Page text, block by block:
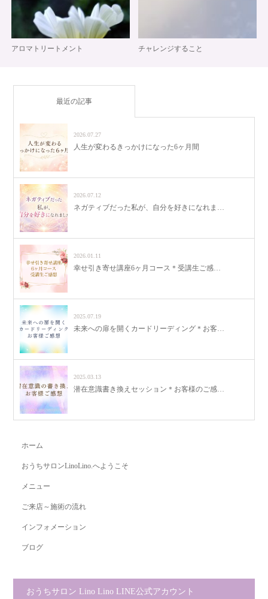
アロマトリートメント チャレンジすること
最近の記事
2026.07.27
人生が変わるきっかけになった6ヶ月間
2026.07.12
ネガティブだった私が、自分を好きになれま…
2026.01.11
幸せ引き寄せ講座6ヶ月コース＊受講生ご感…
2025.07.19
未来への扉を開くカードリーディング＊お客…
2025.03.13
潜在意識書き換えセッション＊お客様のご感…
ホーム
おうちサロンLinoLino.へようこそ
メニュー
ご来店～施術の流れ
インフォメーション
ブログ
おうちサロン Lino Lino LINE公式アカウント